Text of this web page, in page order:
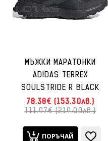
МЪЖКИ МАРАТОНКИ
ADIDAS TERREX
SOULSTRIDE R BLACK
78.38€ (153.30лв.)
111.97€ (219.00лв.)
ПОРЪЧАЙ